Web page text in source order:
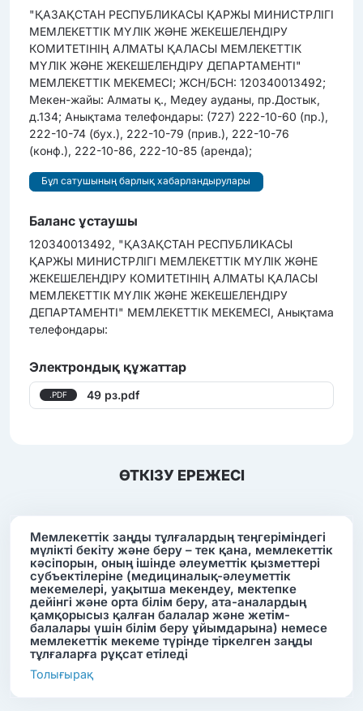
"ҚАЗАҚСТАН РЕСПУБЛИКАСЫ ҚАРЖЫ МИНИСТРЛІГІ
МЕМЛЕКЕТТІК МҮЛІК ЖӘНЕ ЖЕКЕШЕЛЕНДІРУ
КОМИТЕТІНІҢ АЛМАТЫ ҚАЛАСЫ МЕМЛЕКЕТТІК
МҮЛІК ЖӘНЕ ЖЕКЕШЕЛЕНДІРУ ДЕПАРТАМЕНТІ"
МЕМЛЕКЕТТІК МЕКЕМЕСІ; ЖСН/БСН: 120340013492;
Мекен-жайы: Алматы қ., Медеу ауданы, пр.Достык,
д.134; Анықтама телефондары: (727) 222-10-60 (пр.),
222-10-74 (бух.), 222-10-79 (прив.), 222-10-76
(конф.), 222-10-86, 222-10-85 (аренда);
Бұл сатушының барлық хабарландырулары
Баланс ұстаушы
120340013492, "ҚАЗАҚСТАН РЕСПУБЛИКАСЫ
ҚАРЖЫ МИНИСТРЛІГІ МЕМЛЕКЕТТІК МҮЛІК ЖӘНЕ
ЖЕКЕШЕЛЕНДІРУ КОМИТЕТІНІҢ АЛМАТЫ ҚАЛАСЫ
МЕМЛЕКЕТТІК МҮЛІК ЖӘНЕ ЖЕКЕШЕЛЕНДІРУ
ДЕПАРТАМЕНТІ" МЕМЛЕКЕТТІК МЕКЕМЕСІ, Анықтама
телефондары:
Электрондық құжаттар
.PDF 49 рз.pdf
ӨТКІЗУ ЕРЕЖЕСІ
Мемлекеттік заңды тұлғалардың теңгеріміндегі
мүлікті бекіту және беру – тек қана, мемлекеттік
кәсіпорын, оның ішінде әлеуметтік қызметтері
субъектілеріне (медициналық-әлеуметтік
мекемелері, уақытша мекендеу, мектепке
дейінгі және орта білім беру, ата-аналардың
қамқорысыз қалған балалар және жетім-
балалары үшін білім беру ұйымдарына) немесе
мемлекеттік мекеме түрінде тіркелген заңды
тұлғаларға рұқсат етіледі
Толығырақ